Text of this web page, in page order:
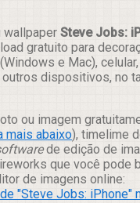
wallpaper Steve Jobs:
gratuito para
e Mac),
dispositivos, no
ou imagem
mais abaixo), timelime
de edição de
que você pode
de imagens online:
"Steve Jobs: iPhone"